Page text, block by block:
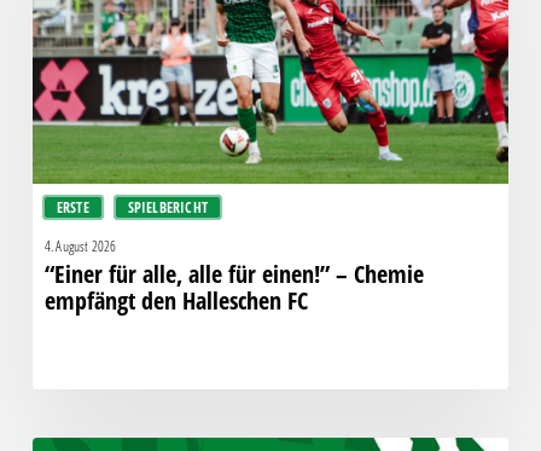
ERSTE SPIELBERICHT
für
einen!”
–
Chemie
empfängt
den
Halleschen
FC
4. August 2026
“Einer für alle, alle für einen!” – Chemie
empfängt den Halleschen FC